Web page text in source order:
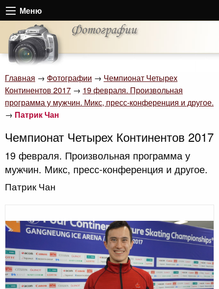
Меню
Главная → Фотографии → Чемпионат Четырех
Континентов 2017 → 19 февраля. Произвольная
программа у мужчин. Микс, пресс-конференция и другое.
→ Патрик Чан
Чемпионат Четырех Континентов 2017
19 февраля. Произвольная программа у
мужчин. Микс, пресс-конференция и другое.
Патрик Чан